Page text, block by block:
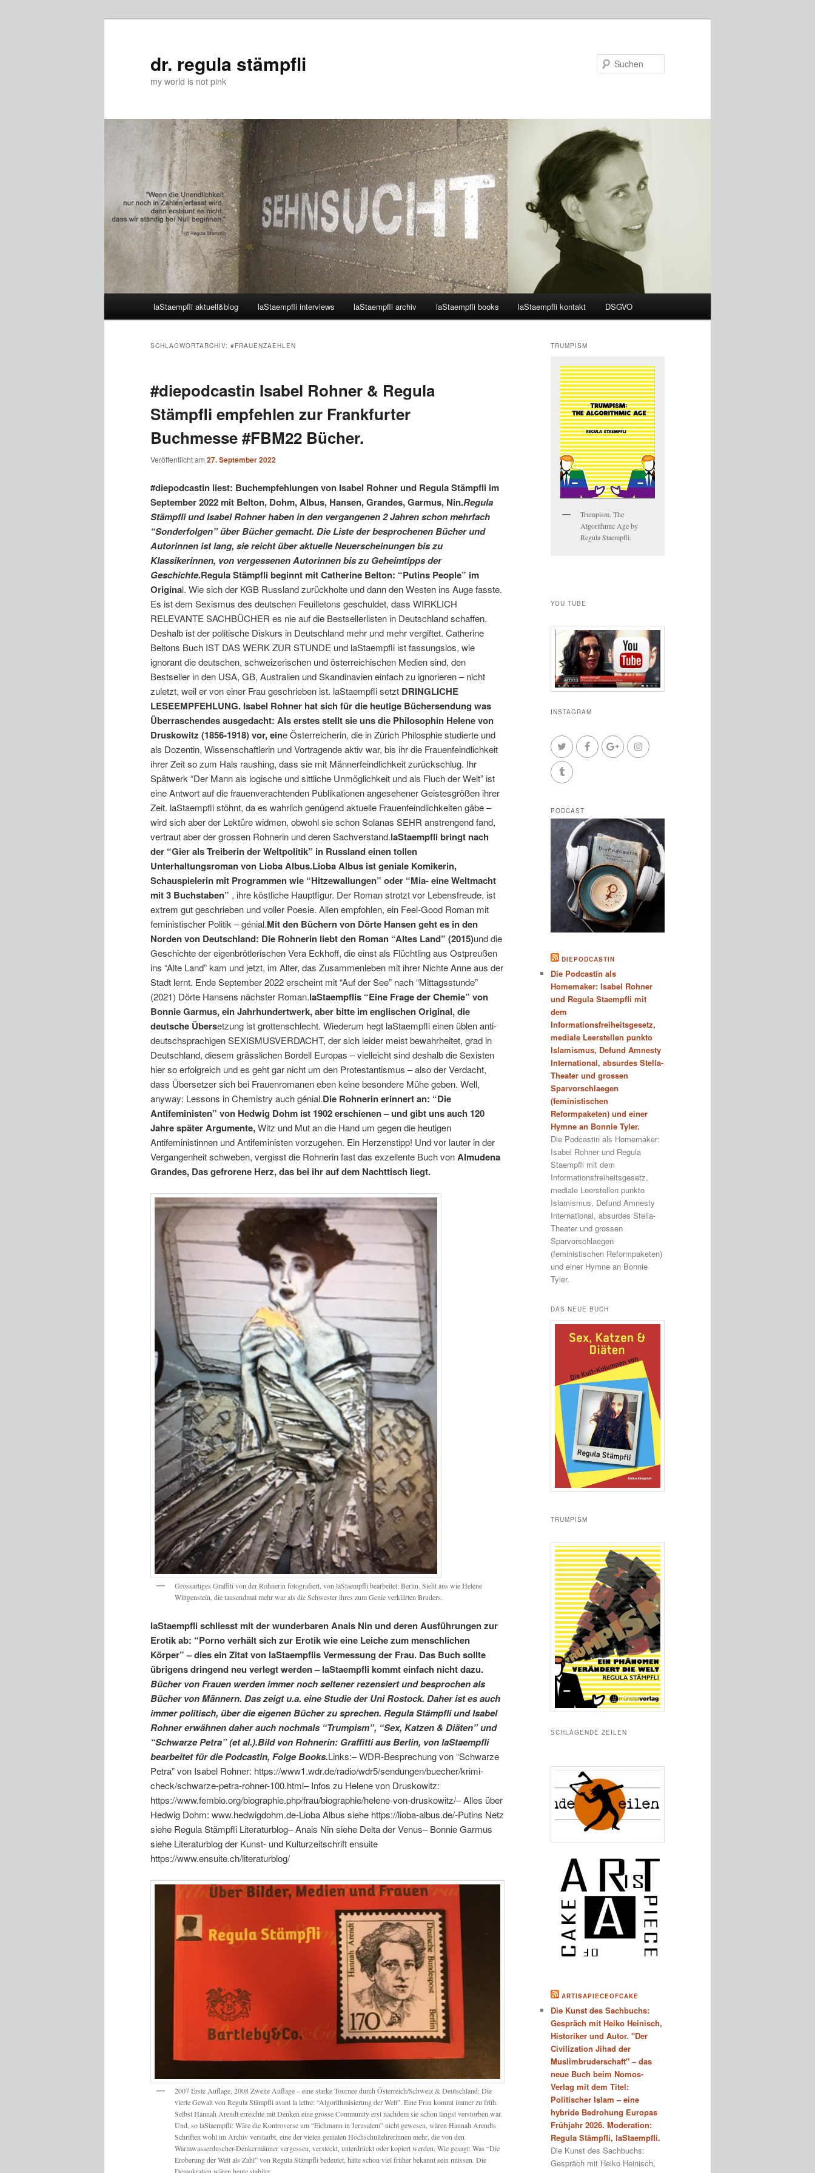
dr. regula stämpfli
my world is not pink
laStaempfli aktuell&blog laStaempfli interviews laStaempfli archiv laStaempfli books laStaempfli kontakt DSGVO
SCHLAGWORTARCHIV: #FRAUENZAEHLEN
#diepodcastin Isabel Rohner & Regula
Stämpfli empfehlen zur Frankfurter
Buchmesse #FBM22 Bücher.
Veröffentlicht am 27. September 2022
#diepodcastin liest: Buchempfehlungen von Isabel Rohner und Regula Stämpfli im
September 2022 mit Belton, Dohm, Albus, Hansen, Grandes, Garmus, Nin.Regula
Stämpfli und Isabel Rohner haben in den vergangenen 2 Jahren schon mehrfach
“Sonderfolgen” über Bücher gemacht. Die Liste der besprochenen Bücher und
Autorinnen ist lang, sie reicht über aktuelle Neuerscheinungen bis zu
Klassikerinnen, von vergessenen Autorinnen bis zu Geheimtipps der
Geschichte.Regula Stämpfli beginnt mit Catherine Belton: “Putins People” im
Original. Wie sich der KGB Russland zurückholte und dann den Westen ins Auge fasste.
Es ist dem Sexismus des deutschen Feuilletons geschuldet, dass WIRKLICH
RELEVANTE SACHBÜCHER es nie auf die Bestsellerlisten in Deutschland schaffen.
Deshalb ist der politische Diskurs in Deutschland mehr und mehr vergiftet. Catherine
Beltons Buch IST DAS WERK ZUR STUNDE und laStaempfli ist fassungslos, wie
ignorant die deutschen, schweizerischen und österreichischen Medien sind, den
Bestseller in den USA, GB, Australien und Skandinavien einfach zu ignorieren – nicht
zuletzt, weil er von einer Frau geschrieben ist. laStaempfli setzt DRINGLICHE
LESEEMPFEHLUNG. Isabel Rohner hat sich für die heutige Büchersendung was
Überraschendes ausgedacht: Als erstes stellt sie uns die Philosophin Helene von
Druskowitz (1856-1918) vor, eine Österreicherin, die in Zürich Philosphie studierte und
als Dozentin, Wissenschaftlerin und Vortragende aktiv war, bis ihr die Frauenfeindlichkeit
ihrer Zeit so zum Hals raushing, dass sie mit Männerfeindlichkeit zurückschlug. Ihr
Spätwerk “Der Mann als logische und sittliche Unmöglichkeit und als Fluch der Welt” ist
eine Antwort auf die frauenverachtenden Publikationen angesehener Geistesgrößen ihrer
Zeit. laStaempfli stöhnt, da es wahrlich genügend aktuelle Frauenfeindlichkeiten gäbe –
wird sich aber der Lektüre widmen, obwohl sie schon Solanas SEHR anstrengend fand,
vertraut aber der grossen Rohnerin und deren Sachverstand.laStaempfli bringt nach
der “Gier als Treiberin der Weltpolitik” in Russland einen tollen
Unterhaltungsroman von Lioba Albus.Lioba Albus ist geniale Komikerin,
Schauspielerin mit Programmen wie “Hitzewallungen” oder “Mia- eine Weltmacht
mit 3 Buchstaben” , ihre köstliche Hauptfigur. Der Roman strotzt vor Lebensfreude, ist
extrem gut geschrieben und voller Poesie. Allen empfohlen, ein Feel-Good Roman mit
feministischer Politik – génial.Mit den Büchern von Dörte Hansen geht es in den
Norden von Deutschland: Die Rohnerin liebt den Roman “Altes Land” (2015)und die
Geschichte der eigenbrötlerischen Vera Eckhoff, die einst als Flüchtling aus Ostpreußen
ins “Alte Land” kam und jetzt, im Alter, das Zusammenleben mit ihrer Nichte Anne aus der
Stadt lernt. Ende September 2022 erscheint mit “Auf der See” nach “Mittagsstunde”
(2021) Dörte Hansens nächster Roman.laStaempflis “Eine Frage der Chemie” von
Bonnie Garmus, ein Jahrhundertwerk, aber bitte im englischen Original, die
deutsche Übersetzung ist grottenschlecht. Wiederum hegt laStaempfli einen üblen anti-
deutschsprachigen SEXISMUSVERDACHT, der sich leider meist bewahrheitet, grad in
Deutschland, diesem grässlichen Bordell Europas – vielleicht sind deshalb die Sexisten
hier so erfolgreich und es geht gar nicht um den Protestantismus – also der Verdacht,
dass Übersetzer sich bei Frauenromanen eben keine besondere Mühe geben. Well,
anyway: Lessons in Chemistry auch génial.Die Rohnerin erinnert an: “Die
Antifeministen” von Hedwig Dohm ist 1902 erschienen – und gibt uns auch 120
Jahre später Argumente,Witz und Mut an die Hand um gegen die heutigen
Antifeministinnen und Antifeministen vorzugehen. Ein Herzenstipp! Und vor lauter in der
Vergangenheit schweben, vergisst die Rohnerin fast das exzellente Buch vonAlmudena
Grandes, Das gefrorene Herz, das bei ihr auf dem Nachttisch liegt.
Grossartiges Graffiti von der Rohnerin fotografiert, von laStaempfli bearbeitet: Berlin. Sieht aus wie Helene
Wittgenstein, die tausendmal mehr war als die Schwester ihres zum Genie verklärten Bruders.
laStaempfli schliesst mit der wunderbaren Anais Nin und deren Ausführungen zur
Erotik ab: “Porno verhält sich zur Erotik wie eine Leiche zum menschlichen
Körper” – dies ein Zitat von laStaempflis Vermessung der Frau. Das Buch sollte
übrigens dringend neu verlegt werden – laStaempfli kommt einfach nicht dazu.
Bücher von Frauen werden immer noch seltener rezensiert und besprochen als
Bücher von Männern. Das zeigt u.a. eine Studie der Uni Rostock. Daher ist es auch
immer politisch, über die eigenen Bücher zu sprechen. Regula Stämpfli und Isabel
Rohner erwähnen daher auch nochmals “Trumpism”, “Sex, Katzen & Diäten” und
“Schwarze Petra” (et al.).Bild von Rohnerin: Graffitti aus Berlin, von laStaempfli
bearbeitet für die Podcastin, Folge Books.Links:– WDR-Besprechung von “Schwarze
Petra” von Isabel Rohner: https://www1.wdr.de/radio/wdr5/sendungen/buecher/krimi-
check/schwarze-petra-rohner-100.html– Infos zu Helene von Druskowitz:
https://www.fembio.org/biographie.php/frau/biographie/helene-von-druskowitz/– Alles über
Hedwig Dohm: www.hedwigdohm.de-Lioba Albus siehe https://lioba-albus.de/-Putins Netz
siehe Regula Stämpfli Literaturblog– Anais Nin siehe Delta der Venus– Bonnie Garmus
siehe Literaturblog der Kunst- und Kulturzeitschrift ensuite
https://www.ensuite.ch/literaturblog/
2007 Erste Auflage, 2008 Zweite Auflage – eine starke Tournee durch Österreich/Schweiz & Deutschland: Die
vierte Gewalt von Regula Stämpfli avant la lettre: “Algorithmisierung der Welt”. Eine Frau kommt immer zu früh.
Selbst Hannah Arendt erreichte mit Denken eine grosse Community erst nachdem sie schon längst verstorben war.
Und, so laStaempfli: Wäre die Kontroverse um “Eichmann in Jerusalem” nicht gewesen, wären Hannah Arendts
Schriften wohl im Archiv verstaubt, eine der vielen genialen Hochschullehrerinnen mehr, die von den
Warmwasserduscher-Denkermänner vergessen, versteckt, unterdrückt oder kopiert werden. Wie gesagt: Was “Die
Eroberung der Welt als Zahl” von Regula Stämpfli bedeutet, hätte schon viel früher bekannt sein müssen. Die
Demokratien wären heute stabiler.
TRUMPISM
Trumpism. The
Algorithmic Age by
Regula Staempfli.
YOU TUBE
INSTAGRAM
PODCAST
DIEPODCASTIN
Die Podcastin als
Homemaker: Isabel Rohner
und Regula Staempfli mit
dem
Informationsfreiheitsgesetz,
mediale Leerstellen punkto
Islamismus, Defund Amnesty
International, absurdes Stella-
Theater und grossen
Sparvorschlaegen
(feministischen
Reformpaketen) und einer
Hymne an Bonnie Tyler.
Die Podcastin als Homemaker:
Isabel Rohner und Regula
Staempfli mit dem
Informationsfreiheitsgesetz,
mediale Leerstellen punkto
Islamismus, Defund Amnesty
International, absurdes Stella-
Theater und grossen
Sparvorschlaegen
(feministischen Reformpaketen)
und einer Hymne an Bonnie
Tyler.
DAS NEUE BUCH
TRUMPISM
SCHLAGENDE ZEILEN
ARTISAPIECEOFCAKE
Die Kunst des Sachbuchs:
Gespräch mit Heiko Heinisch,
Historiker und Autor. "Der
Civilization Jihad der
Muslimbruderschaft" – das
neue Buch beim Nomos-
Verlag mit dem Titel:
Politischer Islam – eine
hybride Bedrohung Europas
Frühjahr 2026. Moderation:
Regula Stämpfli, laStaempfli.
Die Kunst des Sachbuchs:
Gespräch mit Heiko Heinisch,